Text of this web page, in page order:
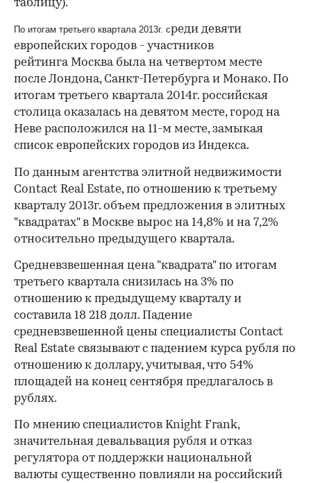
таблицу).
По итогам третьего квартала 2013г. среди девяти
европейских городов - участников
рейтинга Москва была на четвертом месте
после Лондона, Санкт-Петербурга и Монако. По
итогам третьего квартала 2014г. российская
столица оказалась на девятом месте, город на
Неве расположился на 11-м месте, замыкая
список европейских городов из Индекса.
По данным агентства элитной недвижимости
Contact Real Estate, по отношению к третьему
кварталу 2013г. объем предложения в элитных
"квадратах" в Москве вырос на 14,8% и на 7,2%
относительно предыдущего квартала.
Средневзвешенная цена "квадрата" по итогам
третьего квартала снизилась на 3% по
отношению к предыдущему кварталу и
составила 18 218 долл. Падение
средневзвешенной цены специалисты Contact
Real Estate связывают с падением курса рубля по
отношению к доллару, учитывая, что 54%
площадей на конец сентября предлагалось в
рублях.
По мнению специалистов Knight Frank,
значительная девальвация рубля и отказ
регулятора от поддержки национальной
валюты существенно повлияли на российский